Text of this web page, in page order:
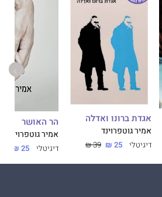
אגדת ברונו ואדלה
אמיר גוטפרוינד
דיגיטלי 25 ₪
39 ₪
הר האושר
אמיר גוטפרוינד
דיגיטלי 25 ₪